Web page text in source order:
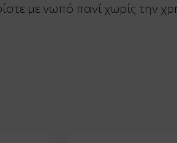
με νωπό πανί χωρίς την